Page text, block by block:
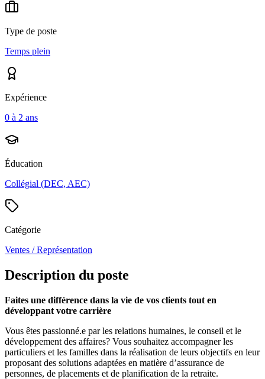
Type de poste
Temps plein
Expérience
0 à 2 ans
Éducation
Collégial (DEC, AEC)
Catégorie
Ventes / Représentation
Description du poste
Faites une différence dans la vie de vos clients tout en
développant votre carrière
Vous êtes passionné.e par les relations humaines, le conseil et le
développement des affaires? Vous souhaitez accompagner les
particuliers et les familles dans la réalisation de leurs objectifs en leur
proposant des solutions adaptées en matière d’assurance de
personnes, de placements et de planification de la retraite.